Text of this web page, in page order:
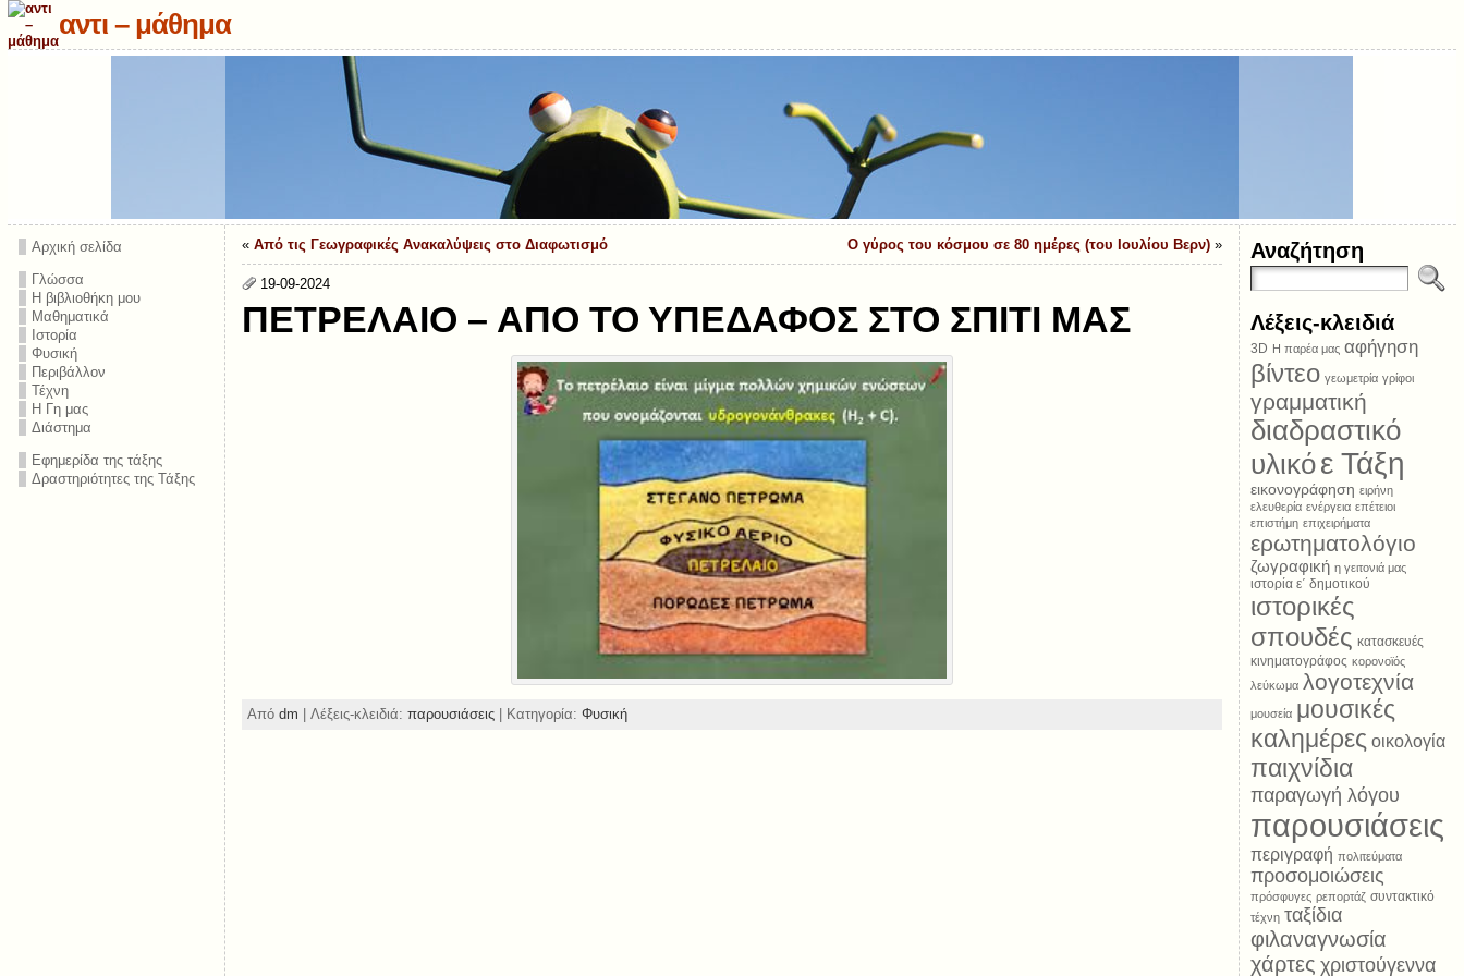
αντι – μάθημα
Αρχική σελίδα
Γλώσσα
Η βιβλιοθήκη μου
Μαθηματικά
Ιστορία
Φυσική
Περιβάλλον
Τέχνη
Η Γη μας
Διάστημα
Εφημερίδα της τάξης
Δραστηριότητες της Τάξης
« Από τις Γεωγραφικές Ανακαλύψεις στο Διαφωτισμό Ο γύρος του κόσμου σε 80 ημέρες (του Ιουλίου Βερν)»
19-09-2024
ΠΕΤΡΕΛΑΙΟ – ΑΠΟ ΤΟ ΥΠΕΔΑΦΟΣ ΣΤΟ ΣΠΙΤΙ ΜΑΣ
Από dm | Λέξεις-κλειδιά: παρουσιάσεις| Κατηγορία: Φυσική
Αναζήτηση
Λέξεις-κλειδιά
3D Η παρέα μας αφήγηση
βίντεο γεωμετρία γρίφοι
γραμματική
διαδραστικό
υλικόε Τάξη
εικονογράφηση ειρήνη
ελευθερία ενέργεια επέτειοι
επιστήμη επιχειρήματα
ερωτηματολόγιο
ζωγραφική η γειτονιά μας
ιστορία ε΄ δημοτικού
ιστορικές
σπουδές κατασκευές
κινηματογράφος κορονοϊός
λεύκωμα λογοτεχνία
μουσεία μουσικές
καλημέρες οικολογία
παιχνίδια
παραγωγή λόγου
παρουσιάσεις
περιγραφή πολιτεύματα
προσομοιώσεις
πρόσφυγες ρεπορτάζ συντακτικό
τέχνη ταξίδια
φιλαναγνωσία
χάρτες χριστούγεννα